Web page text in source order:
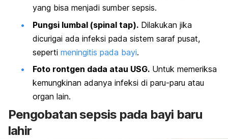
yang bisa menjadi sumber sepsis.
Pungsi lumbal (spinal tap). Dilakukan jika
dicurigai ada infeksi pada sistem saraf pusat,
seperti meningitis pada bayi.
Foto rontgen dada atau USG. Untuk memeriksa
kemungkinan adanya infeksi di paru-paru atau
organ lain.
Pengobatan sepsis pada bayi baru
lahir